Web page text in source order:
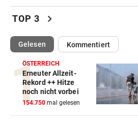
Filiale verschanzt
KRONE+ TESTET FÜR SIE
Insta360 Mic Pro: Endlich
Ton am Handy?
CHIPS, KI UND ROBOTER vor
Diese China-Durchbrüche
machen Washington nervös
TOP 3 chevron_right
Gelesen(ausgewählt)Kommentiert
ÖSTERREICH
Erneuter Allzeit-
Rekord ++ Hitze
noch nicht vorbei
154.750 mal gelesen